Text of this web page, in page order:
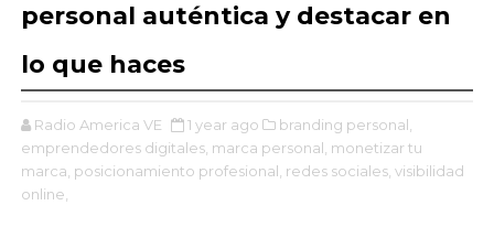
personal auténtica y destacar en
lo que haces
Radio America VE 1 year ago
branding personal,
emprendedores digitales, marca personal, monetizar tu
marca, posicionamiento profesional, redes sociales, visibilidad
online,